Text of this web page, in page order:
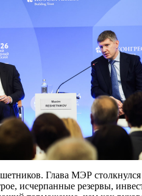
Глава МЭР
исчерпанные резервы,